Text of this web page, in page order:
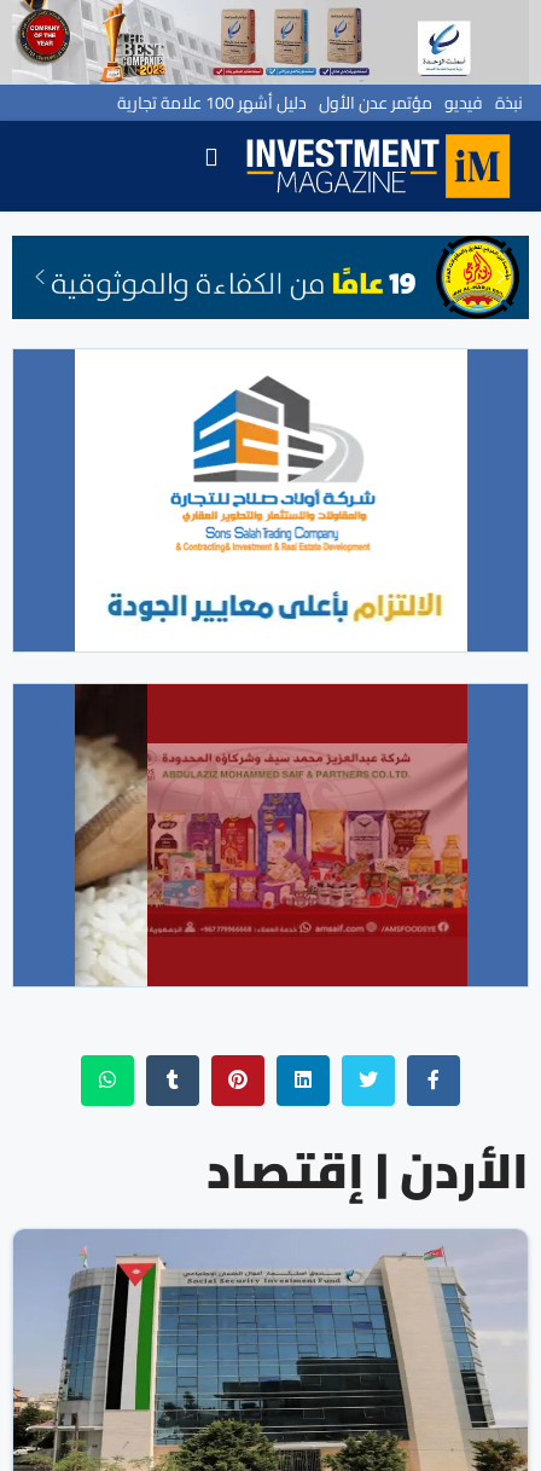
نبذة فيديو مؤتمر عدن الأول دليل أشهر 100 علامة تجارية
الأردن | إقتصاد